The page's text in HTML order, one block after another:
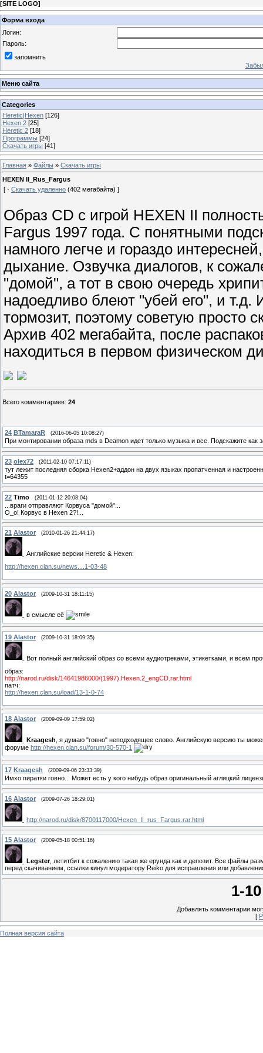
[SITE LOGO]
Форма входа
Логин:
Пароль:
запомнить
Меню сайта
Categories
Heretic|Hexen [126]
Hexen 2 [25]
Heretic 2 [18]
Программы [24]
Скачать игры [41]
Главная » Файлы » Скачать игры
HEXEN II_Rus_Fargus
[ · Скачать удаленно (402 мегабайта) ]
Образ CD с игрой HEXEN II
Fargus 1997 года. С понятными
намного легче и гораздо
дыхание. Озвучка диалогов, к
"домой", а тот в свою очередь
надоедливо блеют "убей его", и т.д.
тормозит, поэтому советую просто
Архив 402 мегабайта, после
находиться в первом физическом
Всего комментариев: 24
24 BTamaraR (2016-06-05 10:08:27)
При монтировании образа mds в Deamon идет только музыка и все. Подскажите как
23 olex72 (2011-02-10 07:17:11)
тут лежит последняя сборка Hexen2+аддон на двух языках пропатченная и
t=64355
22 Timo (2011-01-12 20:08:04)
...враги отправляют Корвуса "домой"...
О_о! Корвус в Hexen 2?!...
21 Alastor (2010-01-26 21:44:17)
Английские версии Heretic & Hexen:
http://hexen.clan.su/news....1-03-48
20 Alastor (2009-10-31 18:11:15)
в смысле её
19 Alastor (2009-10-31 18:09:35)
Вот полный английский образ со всеми аудиотреками, этикетками, и всем
образ:
http://narod.ru/disk/14641986000/(1997).Hexen.2_engCD.rar.html
патч:
http://hexen.clan.su/load/13-1-0-74
18 Alastor (2009-09-09 17:59:02)
Kraagesh , я думаю "говно" неподходящее слово. Английскую версию ты
форуме http://hexen.clan.su/forum/30-570-1
17 Kraagesh (2009-09-06 23:33:39)
Имхо пиратки говно... Может есть у кого нибудь образ оригинальный аглицкий
16 Alastor (2009-07-26 18:29:01)
http://narod.ru/disk/8700117000/Hexen_II_rus_Fargus.rar.html
15 Alastor (2009-05-18 00:51:16)
Legster, летитбит к сожалению такая же ерунда как и депозит. Все файлы
перед скачиванием, ссылки кинул модератору Reiko для исправления или
1-10
Добавлять комментарии
[
Полная версия сайта